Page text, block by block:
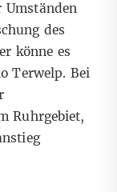
Umständen
des
könne es
Terwelp. Bei
Ruhrgebiet,